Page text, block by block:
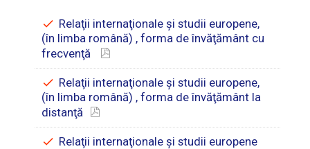
Relaţii internaţionale şi studii europene,
(în limba română) , forma de învăţământ cu
frecvenţă
Relaţii internaţionale şi studii europene,
(în limba română) , forma de învăţământ la
distanţă
Relaţii internaţionale şi studii europene